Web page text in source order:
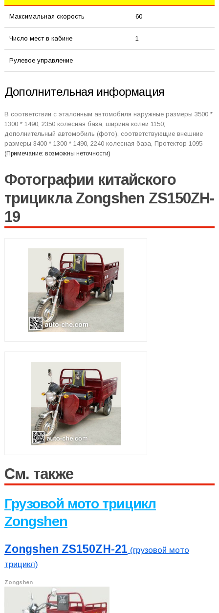
Максимальная скорость 60
Число мест в кабине 1
Рулевое управление
Дополнительная информация
В соответствии с эталонным автомобиля наружные размеры 3500 *
1300 * 1490, 2350 колесная база, ширина колеи 1150;
дополнительный автомобиль (фото), соответствующие внешние
размеры 3400 * 1300 * 1490, 2240 колесная база, Протектор 1095
(Примечание: возможны неточности)
Фотографии китайского
трицикла Zongshen ZS150ZH-
19
См. также
Грузовой мото трицикл
Zongshen
Zongshen ZS150ZH-21 (грузовой мото
трицикл)
Zongshen